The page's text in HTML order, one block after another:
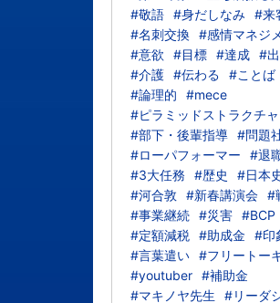
#敬語 #身だしなみ #来
#名刺交換 #感情マネジ
#意欲
#目標 #達成 #
#介護 #伝わる #ことば
#論理的
#mece
#ピラミッドストラクチ
#部下・後輩指導 #問題
#ローパフォーマー
#退
#3大任務
#歴史
#日本
#河合敦
#新春講演会 #
#事業継続 #災害 #BCP
#定額減税 #助成金
#印
#言葉遣い #フリートー
#youtuber #補助金
#マキノヤ先生
#リーダ